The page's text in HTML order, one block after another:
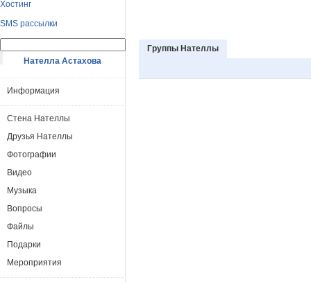
Хостинг
SMS рассылки
Группы Нателлы
Нателла Астахова
Информация
Стена Нателлы
Друзья Нателлы
Фотографии
Видео
Музыка
Вопросы
Файлы
Подарки
Мероприятия